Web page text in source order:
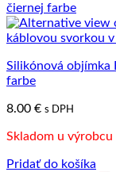
Silikónová objímka
farbe
8.00 € s DPH
Skladom u
Pridať do košíka